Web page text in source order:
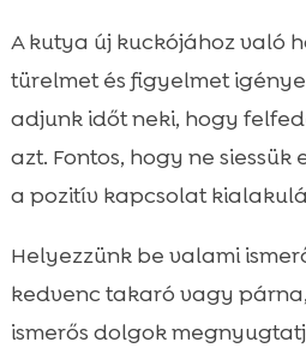
A kutya új kuckójához való
türelmet és figyelmet
adjunk időt neki, hogy
azt. Fontos, hogy ne
a pozitív kapcsolat
Helyezzünk be valami
kedvenc takaró vagy
ismerős dolgok